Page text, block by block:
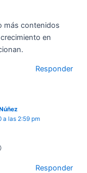
más contenidos
en
Responder
a las 2:59 pm
Responder